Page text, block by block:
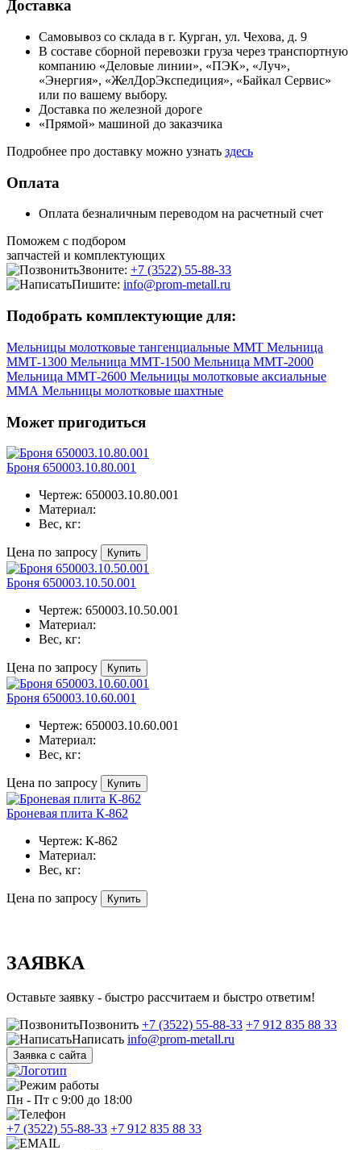
Доставка
Самовывоз со склада в г. Курган, ул. Чехова, д. 9
В составе сборной перевозки груза через транспортную
компанию «Деловые линии», «ПЭК», «Луч»,
«Энергия», «ЖелДорЭкспедиция», «Байкал Сервис»
или по вашему выбору.
Доставка по железной дороге
«Прямой» машиной до заказчика
Подробнее про доставку можно узнать здесь
Оплата
Оплата безналичным переводом на расчетный счет
Поможем с подбором
запчастей и комплектующих
Звоните: +7 (3522) 55-88-33
Пишите: info@prom-metall.ru
Подобрать комплектующие для:
Мельницы молотковые тангенциальные ММТ Мельница
ММТ-1300 Мельница ММТ-1500 Мельница ММТ-2000
Мельница ММТ-2600 Мельницы молотковые аксиальные
ММА Мельницы молотковые шахтные
Может пригодиться
Броня 650003.10.80.001
Чертеж: 650003.10.80.001
Материал:
Вес, кг:
Цена по запросу Купить
Броня 650003.10.50.001
Чертеж: 650003.10.50.001
Материал:
Вес, кг:
Цена по запросу Купить
Броня 650003.10.60.001
Чертеж: 650003.10.60.001
Материал:
Вес, кг:
Цена по запросу Купить
Броневая плита К-862
Чертеж: К-862
Материал:
Вес, кг:
Цена по запросу Купить
ЗАЯВКА
Оставьте заявку - быстро рассчитаем и быстро ответим!
Позвонить +7 (3522) 55-88-33 +7 912 835 88 33
Написать info@prom-metall.ru
Заявка с сайта
Пн - Пт с 9:00 до 18:00
+7 (3522) 55-88-33 +7 912 835 88 33